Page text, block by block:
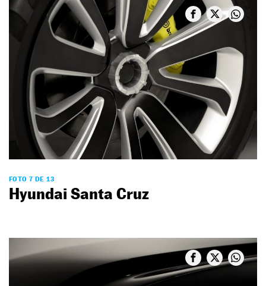
FOTO 7 DE 13
Hyundai Santa Cruz